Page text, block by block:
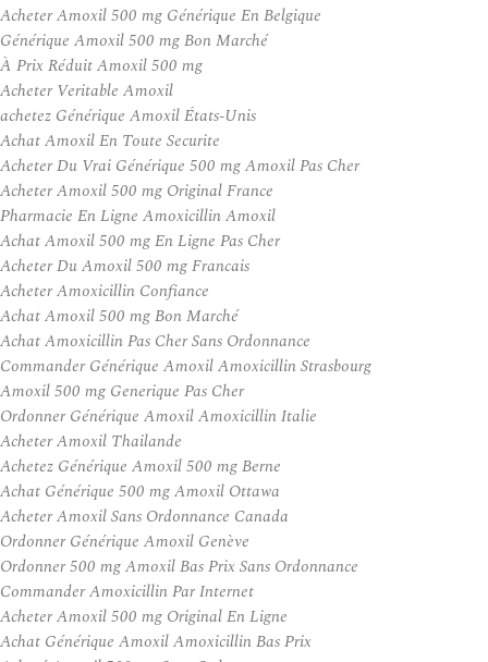
Acheter Amoxil 500 mg Générique En Belgique
Générique Amoxil 500 mg Bon Marché
À Prix Réduit Amoxil 500 mg
Acheter Veritable Amoxil
achetez Générique Amoxil États-Unis
Achat Amoxil En Toute Securite
Acheter Du Vrai Générique 500 mg Amoxil Pas Cher
Acheter Amoxil 500 mg Original France
Pharmacie En Ligne Amoxicillin Amoxil
Achat Amoxil 500 mg En Ligne Pas Cher
Acheter Du Amoxil 500 mg Francais
Acheter Amoxicillin Confiance
Achat Amoxil 500 mg Bon Marché
Achat Amoxicillin Pas Cher Sans Ordonnance
Commander Générique Amoxil Amoxicillin Strasbourg
Amoxil 500 mg Generique Pas Cher
Ordonner Générique Amoxil Amoxicillin Italie
Acheter Amoxil Thailande
Achetez Générique Amoxil 500 mg Berne
Achat Générique 500 mg Amoxil Ottawa
Acheter Amoxil Sans Ordonnance Canada
Ordonner Générique Amoxil Genève
Ordonner 500 mg Amoxil Bas Prix Sans Ordonnance
Commander Amoxicillin Par Internet
Acheter Amoxil 500 mg Original En Ligne
Achat Générique Amoxil Amoxicillin Bas Prix